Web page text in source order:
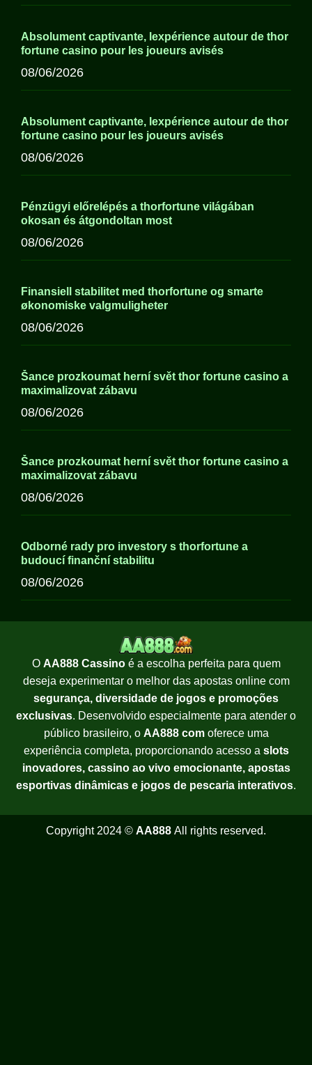
Absolument captivante, lexpérience autour de thor
fortune casino pour les joueurs avisés
08/06/2026
Absolument captivante, lexpérience autour de thor
fortune casino pour les joueurs avisés
08/06/2026
Pénzügyi előrelépés a thorfortune világában
okosan és átgondoltan most
08/06/2026
Finansiell stabilitet med thorfortune og smarte
økonomiske valgmuligheter
08/06/2026
Šance prozkoumat herní svět thor fortune casino a
maximalizovat zábavu
08/06/2026
Šance prozkoumat herní svět thor fortune casino a
maximalizovat zábavu
08/06/2026
Odborné rady pro investory s thorfortune a
budoucí finanční stabilitu
08/06/2026
O AA888 Cassinoé a escolha perfeita para quem
deseja experimentar o melhor das apostas online com
segurança, diversidade de jogos e promoções
exclusivas. Desenvolvido especialmente para atender o
público brasileiro, o AA888 comoferece uma
experiência completa, proporcionando acesso a slots
inovadores, cassino ao vivo emocionante, apostas
esportivas dinâmicas e jogos de pescaria interativos.
Copyright 2024 © AA888 All rights reserved.